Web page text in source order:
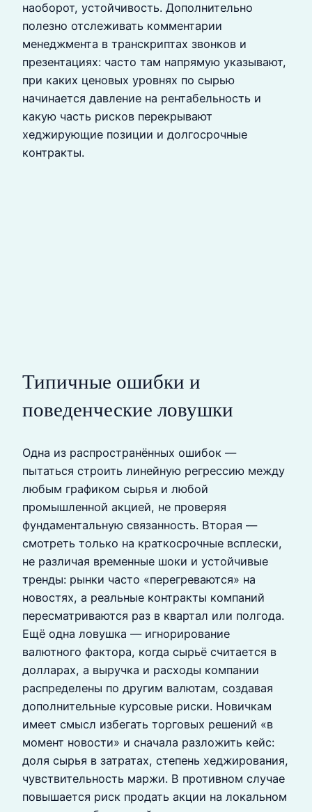
наоборот, устойчивость. Дополнительно
полезно отслеживать комментарии
менеджмента в транскриптах звонков и
презентациях: часто там напрямую указывают,
при каких ценовых уровнях по сырью
начинается давление на рентабельность и
какую часть рисков перекрывают
хеджирующие позиции и долгосрочные
контракты.
Типичные ошибки и
поведенческие ловушки
Одна из распространённых ошибок —
пытаться строить линейную регрессию между
любым графиком сырья и любой
промышленной акцией, не проверяя
фундаментальную связанность. Вторая —
смотреть только на краткосрочные всплески,
не различая временные шоки и устойчивые
тренды: рынки часто «перегреваются» на
новостях, а реальные контракты компаний
пересматриваются раз в квартал или полгода.
Ещё одна ловушка — игнорирование
валютного фактора, когда сырьё считается в
долларах, а выручка и расходы компании
распределены по другим валютам, создавая
дополнительные курсовые риски. Новичкам
имеет смысл избегать торговых решений «в
момент новости» и сначала разложить кейс:
доля сырья в затратах, степень хеджирования,
чувствительность маржи. В противном случае
повышается риск продать акции на локальном